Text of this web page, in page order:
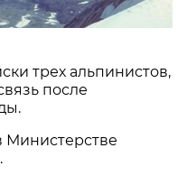
трех альпинистов,
после
Министерстве